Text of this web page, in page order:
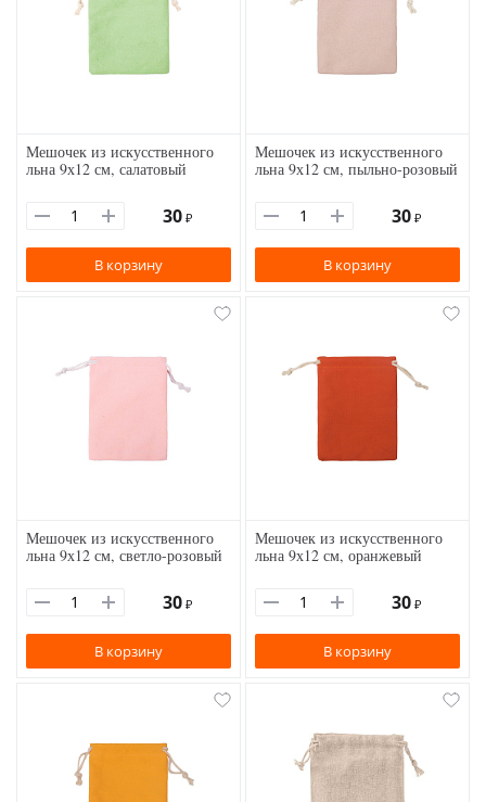
Мешочек из искусственного
льна 9х12 см, салатовый
30 ₽
В корзину
Мешочек из искусственного
льна 9х12 см, пыльно-розовый
30 ₽
В корзину
Мешочек из искусственного
льна 9х12 см, светло-розовый
30 ₽
В корзину
Мешочек из искусственного
льна 9х12 см, оранжевый
30 ₽
В корзину